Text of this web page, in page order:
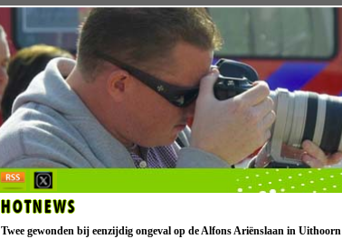
HOTNEWS
Twee gewonden bij eenzijdig ongeval op de Alfons Ariënslaan in Uithoorn